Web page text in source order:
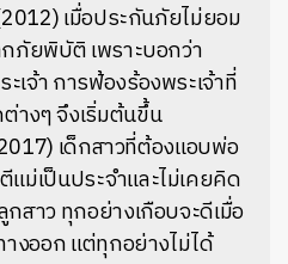
เมื่อประกันภัยไม่ยอม
ภัยพิบัติ เพราะบอกว่า
เจ้า การฟ้องร้องพระเจ้าที่
างๆ จึงเริ่มต้นขึ้น
เด็กสาวที่ต้องแอบพ่อ
ม่เป็นประจำและไม่เคยคิด
สาว ทุกอย่างเกือบจะดีเมื่อ
างออก แต่ทุกอย่างไม่ได้